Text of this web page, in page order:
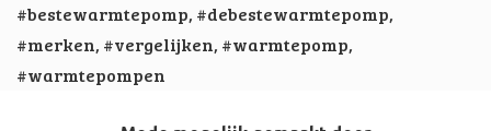
#bestewarmtepomp, #debestewarmtepomp,
#merken, #vergelijken, #warmtepomp,
#warmtepompen